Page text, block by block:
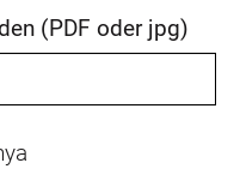
(PDF oder jpg)